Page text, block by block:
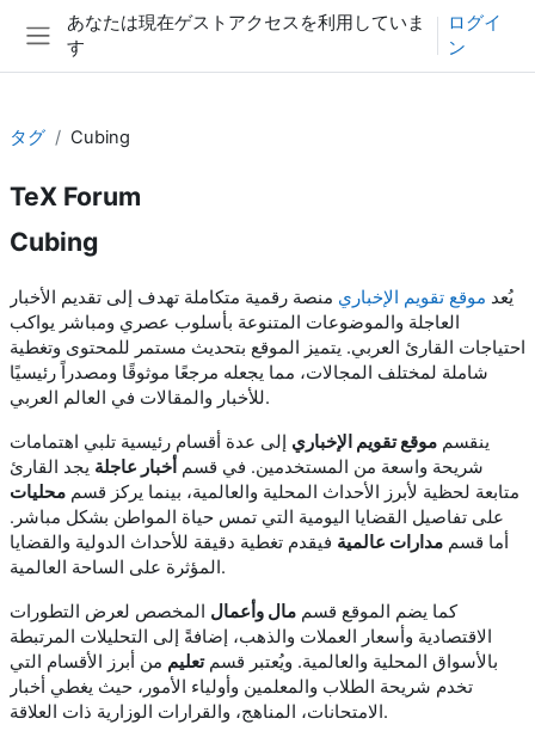
メインコンテンツへスキップする
サイドパネル
あなたは現在ゲストアクセスを利用していま
す
ログイ
ン
タグ Cubing
TeX Forum
Cubing
يُعد موقع تقويم الإخباري منصة رقمية متكاملة تهدف إلى تقديم الأخبار
العاجلة والموضوعات المتنوعة بأسلوب عصري ومباشر يواكب
احتياجات القارئ العربي. يتميز الموقع بتحديث مستمر للمحتوى وتغطية
شاملة لمختلف المجالات، مما يجعله مرجعًا موثوقًا ومصدراً رئيسيًا
للأخبار والمقالات في العالم العربي.
ينقسم موقع تقويم الإخباري إلى عدة أقسام رئيسية تلبي اهتمامات
شريحة واسعة من المستخدمين. في قسم أخبار عاجلة يجد القارئ
متابعة لحظية لأبرز الأحداث المحلية والعالمية، بينما يركز قسم محليات
على تفاصيل القضايا اليومية التي تمس حياة المواطن بشكل مباشر.
أما قسم مدارات عالمية فيقدم تغطية دقيقة للأحداث الدولية والقضايا
المؤثرة على الساحة العالمية.
كما يضم الموقع قسم مال وأعمال المخصص لعرض التطورات
الاقتصادية وأسعار العملات والذهب، إضافةً إلى التحليلات المرتبطة
بالأسواق المحلية والعالمية. ويُعتبر قسمتعليم من أبرز الأقسام التي
تخدم شريحة الطلاب والمعلمين وأولياء الأمور، حيث يغطي أخبار
الامتحانات، المناهج، والقرارات الوزارية ذات العلاقة.